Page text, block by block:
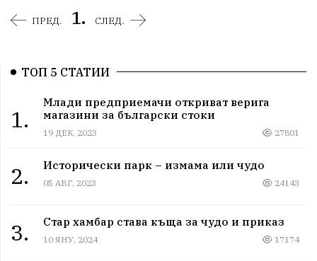
ПРЕД. 1. СЛЕД.
ТОП 5 СТАТИИ
1.
Млади предприемачи откриват верига
магазини за български стоки
19 ДЕК, 2023 27801
2. Исторически парк – измама или чудо
05 АВГ, 2023 24143
3. Стар хамбар става къща за чудо и приказ
10 ЯНУ, 2024 17174